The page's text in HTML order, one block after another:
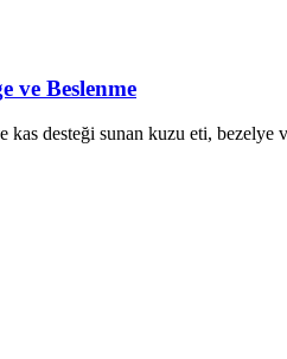
ve Beslenme
desteği sunan kuzu eti,